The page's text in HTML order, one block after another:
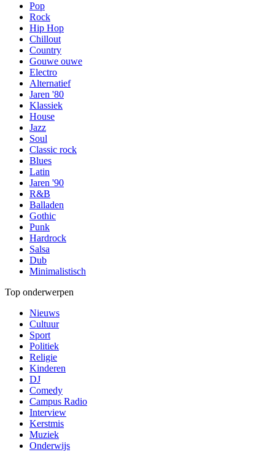
Pop
Rock
Hip Hop
Chillout
Country
Gouwe ouwe
Electro
Alternatief
Jaren '80
Klassiek
House
Jazz
Soul
Classic rock
Blues
Latin
Jaren '90
R&B
Balladen
Gothic
Punk
Hardrock
Salsa
Dub
Minimalistisch
Top onderwerpen
Nieuws
Cultuur
Sport
Politiek
Religie
Kinderen
DJ
Comedy
Campus Radio
Interview
Kerstmis
Muziek
Onderwijs